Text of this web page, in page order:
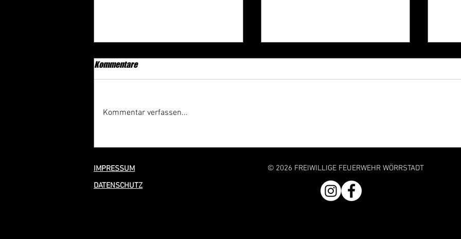
tolles Festwochenende
Kommentare
Kommentar verfassen...
© 2026 FREIWILLIGE FEUERWEHR WÖRRSTADT
IMPRESSUM
DATENSCHUTZ